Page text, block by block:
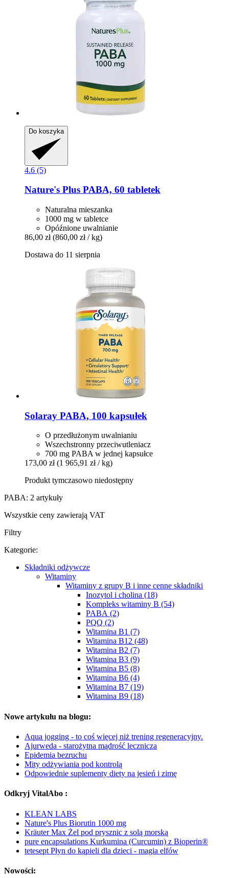
Do koszyka
4.6 (5)
Nature's Plus PABA, 60 tabletek
Naturalna mieszanka
1000 mg w tabletce
Opóźnione uwalnianie
86,00 zł (860,00 zł / kg)
Dostawa do 11 sierpnia
Solaray PABA, 100 kapsułek
O przedłużonym uwalnianiu
Wszechstronny przeciwutleniacz
700 mg PABA w jednej kapsułce
173,00 zł (1 965,91 zł / kg)
Produkt tymczasowo niedostępny
PABA: 2 artykuły
Wszystkie ceny zawierają VAT
Filtry
Kategorie:
Składniki odżywcze
Witaminy
Witaminy z grupy B i inne cenne składniki
Inozytol i cholina (18)
Kompleks witaminy B (54)
PABA (2)
PQQ (2)
Witamina B1 (7)
Witamina B12 (48)
Witamina B2 (7)
Witamina B3 (9)
Witamina B5 (8)
Witamina B6 (4)
Witamina B7 (19)
Witamina B9 (18)
Nowe artykułu na blogu:
Aqua jogging - to coś więcej niż trening regeneracyjny.
Ajurweda - starożytna mądrość lecznicza
Epidemia bezruchu
Mity odżywiania pod kontrolą
Odpowiednie suplementy diety na jesień i zimę
Odkryj VitalAbo :
KLEAN LABS
Nature's Plus Biorutin 1000 mg
Kräuter Max Żel pod prysznic z solą morską
pure encapsulations Kurkumina (Curcumin) z Bioperin®
tetesept Płyn do kąpieli dla dzieci - magia elfów
Nowości: